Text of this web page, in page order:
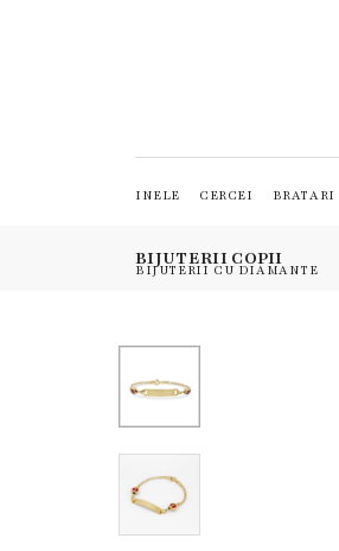
INELE CERCEI BRATARI
BIJUTERII CU DIAMANTE
BIJUTERII COPII